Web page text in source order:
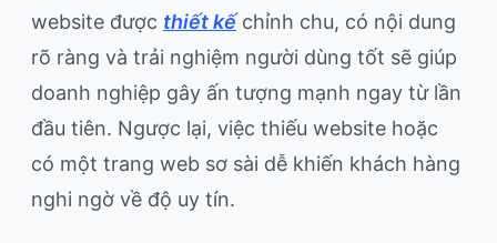
website được thiết kếchỉnh chu, có nội dung
rõ ràng và trải nghiệm người dùng tốt sẽ giúp
doanh nghiệp gây ấn tượng mạnh ngay từ lần
đầu tiên. Ngược lại, việc thiếu website hoặc
có một trang web sơ sài dễ khiến khách hàng
nghi ngờ về độ uy tín.